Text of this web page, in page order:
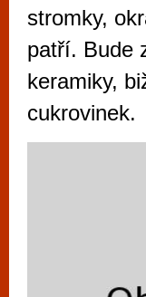
stromky,
patří. Bude
keramiky,
cukrovinek.
vyzkoušet
metropoli
po moderní
příležitostné